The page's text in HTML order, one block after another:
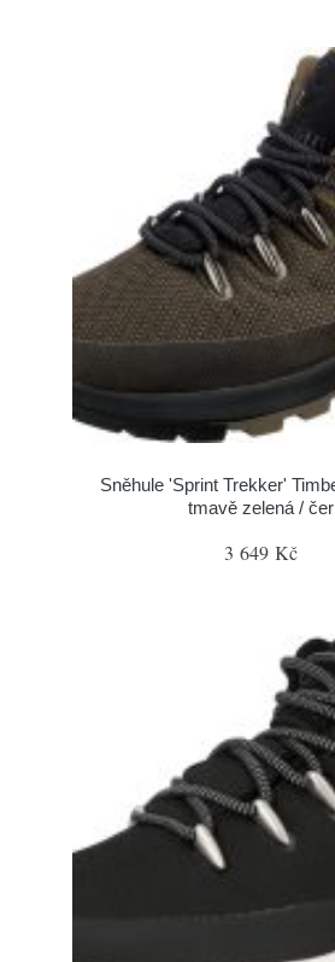
Sněhule 'Sprint Trekker'
tmavě zelená /
3 649 Kč